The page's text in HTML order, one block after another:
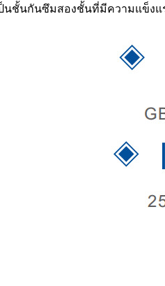
นชั้นกันซึมสองชั้นที่มีความแข็งแ